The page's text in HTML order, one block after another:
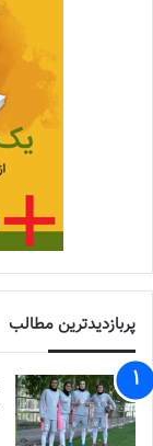
پربازدیدترین مطالب